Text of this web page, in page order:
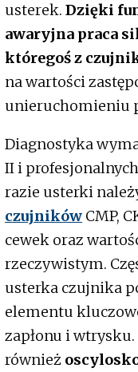
usterek. Dzięki
awaryjna praca
któregoś z
na wartości
unieruchomieniu
Diagnostyka
II i
razie usterki
czujników CMP,
cewek oraz
rzeczywistym.
usterka czujnika
elementu
zapłonu i wtrysku.
również